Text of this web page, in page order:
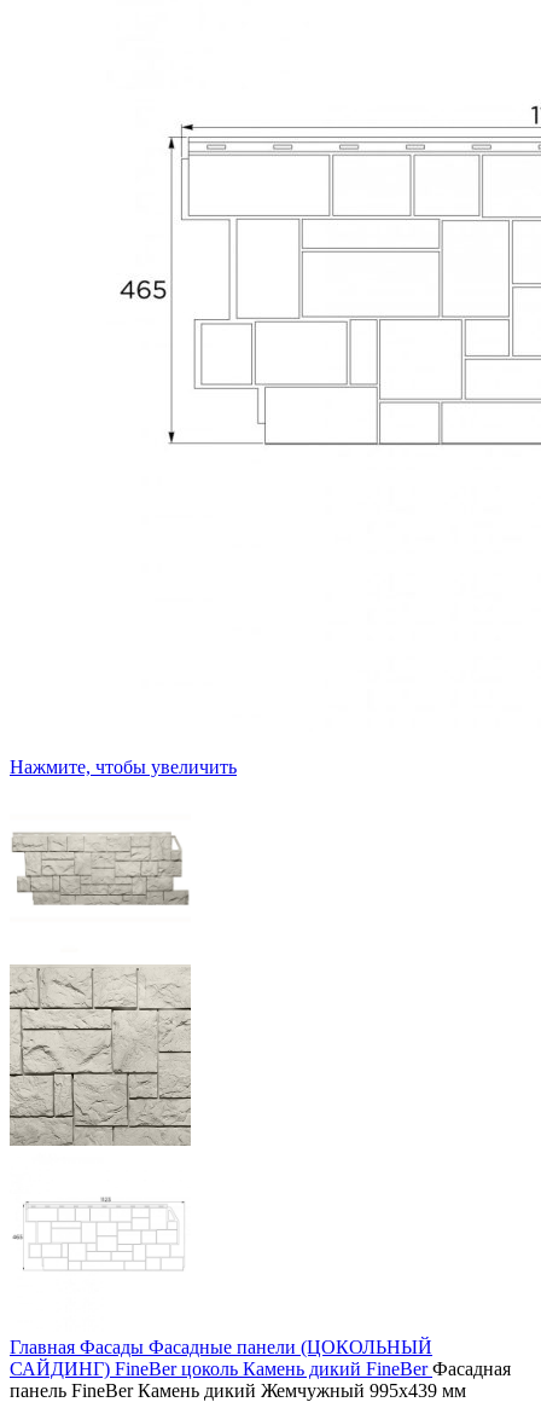
Нажмите, чтобы увеличить
Главная Фасады Фасадные панели (ЦОКОЛЬНЫЙ
САЙДИНГ) FineBer цоколь Камень дикий FineBerФасадная
панель FineBer Камень дикий Жемчужный 995х439 мм